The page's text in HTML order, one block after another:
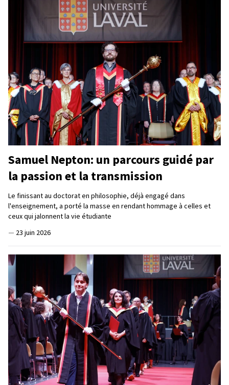
Samuel Nepton: un parcours guidé par
la passion et la transmission
Le finissant au doctorat en philosophie, déjà engagé dans
l'enseignement, a porté la masse en rendant hommage à celles et
ceux qui jalonnent la vie étudiante
— 23 juin 2026